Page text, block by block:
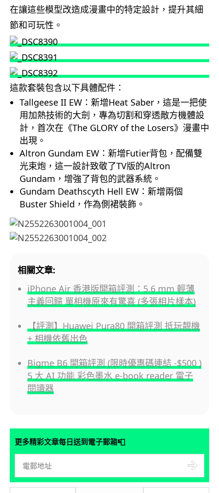
在讓這些模型改造成漫畫中的特定設計，提升其細
節和可玩性。
這款套裝包含以下具體配件：
Tallgeese II EW ：新增Heat Saber，這是一把使
用加熱技術的大劍，專為切割和穿透敵方機體設
計，首次在《The GLORY of the Losers》漫畫中
出現。
Altron Gundam EW ：新增Futier背包，配備雙
光束炮，這一設計致敬了TV版的Altron
Gundam，增強了背包的武器系統。
Gundam Deathscyth Hell EW ：新增兩個
Buster Shield，作為側裙裝飾。
相關文章:
iPhone Air 香港版開箱評測：5.6 mm 輕薄
主義回歸 單相機原來有驚喜 (多張相片樣本)
【評測】Huawei Pura80 開箱評測 抵玩靚機
+ 相機依舊出色
Bigme B6 開箱評測 (限時優惠碼連結 -$500 )
5 大 AI 功能 彩色墨水 e-book reader 電子
閱讀器
更多精彩文章每日送到電子郵箱📮